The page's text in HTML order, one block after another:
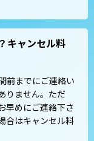
キャンセル料
前までにご連絡い
りません。ただ
早めにご連絡下さ
合はキャンセル料